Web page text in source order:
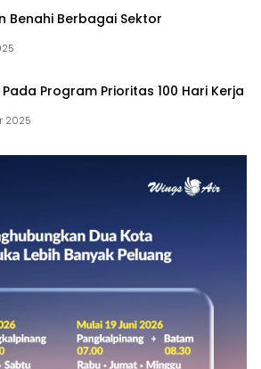
Benahi Berbagai Sektor
Program Prioritas 100 Hari Kerja
2025